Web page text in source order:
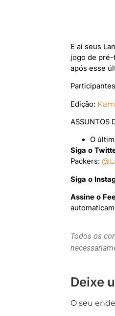
E aí seus
jogo de pré-
após esse
Edição:
ASSUNTOS
O
Siga o
Packers:
Siga o
Assine o
Todos os
Deixe
O seu